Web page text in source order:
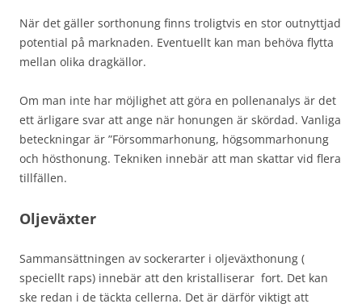
När det gäller sorthonung finns troligtvis en stor outnyttjad
potential på marknaden. Eventuellt kan man behöva flytta
mellan olika dragkällor.
Om man inte har möjlighet att göra en pollenanalys är det
ett ärligare svar att ange när honungen är skördad. Vanliga
beteckningar är ”Försommarhonung, högsommarhonung
och hösthonung. Tekniken innebär att man skattar vid flera
tillfällen.
Oljeväxter
Sammansättningen av sockerarter i oljeväxthonung (
speciellt raps) innebär att den kristalliserar fort. Det kan
ske redan i de täckta cellerna. Det är därför viktigt att